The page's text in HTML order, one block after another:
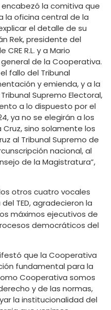
la comitiva que
la oficina central de la
el detalle de su
Rek, presidente del
R.L. y a Mario
de la Cooperativa.
fallo del Tribunal
y emienda, y a la
Supremo Electoral,
a lo dispuesto por el
ya no se elegirán a los
sino solamente los
al Tribunal Supremo de
nacional, al
de la Magistratura”,
otros cuatro vocales
TED, agradecieron la
máximos ejecutivos de
democráticos del
que la Cooperativa
fundamental para la
Cooperativa somos
y de las normas,
la institucionalidad del